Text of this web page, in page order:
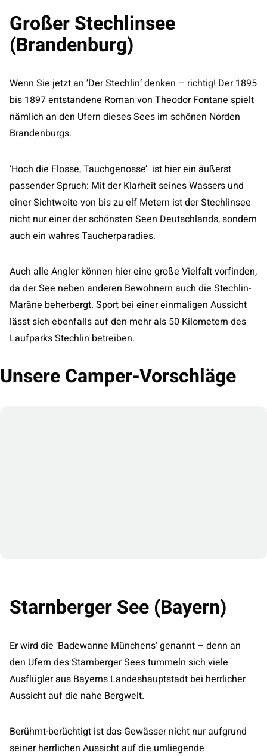
Großer Stechlinsee
(Brandenburg)
Wenn Sie jetzt an ’Der Stechlin‘ denken – richtig! Der 1895
bis 1897 entstandene Roman von Theodor Fontane spielt
nämlich an den Ufern dieses Sees im schönen Norden
Brandenburgs.
‘Hoch die Flosse, Tauchgenosse’ ist hier ein äußerst
passender Spruch: Mit der Klarheit seines Wassers und
einer Sichtweite von bis zu elf Metern ist der Stechlinsee
nicht nur einer der schönsten Seen Deutschlands, sondern
auch ein wahres Taucherparadies.
Auch alle Angler können hier eine große Vielfalt vorfinden,
da der See neben anderen Bewohnern auch die Stechlin-
Maräne beherbergt. Sport bei einer einmaligen Aussicht
lässt sich ebenfalls auf den mehr als 50 Kilometern des
Laufparks Stechlin betreiben.
Unsere Camper-Vorschläge
Starnberger See (Bayern)
Er wird die ‘Badewanne Münchens‘ genannt – denn an
den Ufern des Starnberger Sees tummeln sich viele
Ausflügler aus Bayerns Landeshauptstadt bei herrlicher
Aussicht auf die nahe Bergwelt.
Berühmt-berüchtigt ist das Gewässer nicht nur aufgrund
seiner herrlichen Aussicht auf die umliegende